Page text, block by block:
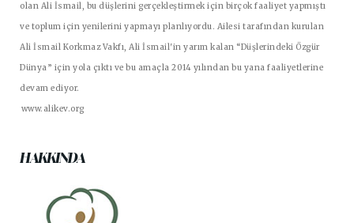
olan Ali İsmail, bu düşlerini gerçekleştirmek için birçok faaliyet yapmıştı
ve toplum için yenilerini yapmayı planlıyordu. Ailesi tarafından kurulan
Ali İsmail Korkmaz Vakfı, Ali İsmail'in yarım kalan “Düşlerindeki Özgür
Dünya” için yola çıktı ve bu amaçla 2014 yılından bu yana faaliyetlerine
devam ediyor.
www.alikev.org
HAKKINDA